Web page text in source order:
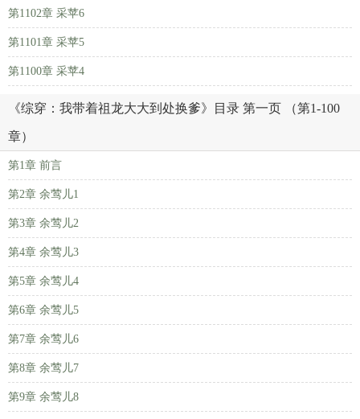
第1102章 采苹6
第1101章 采苹5
第1100章 采苹4
《综穿：我带着祖龙大大到处换爹》目录 第一页 （第1-100
章）
第1章 前言
第2章 余莺儿1
第3章 余莺儿2
第4章 余莺儿3
第5章 余莺儿4
第6章 余莺儿5
第7章 余莺儿6
第8章 余莺儿7
第9章 余莺儿8